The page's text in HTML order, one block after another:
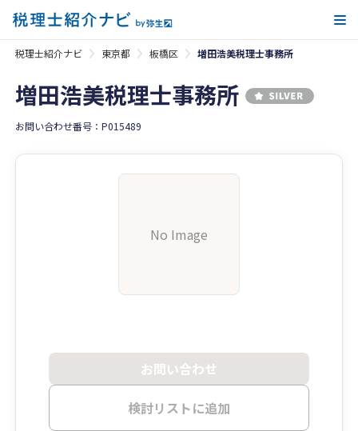
税理士紹介ナビ 東京都 板橋区 増田浩美税理士事務所
増田浩美税理士事務所
お問い合わせ番号：P015489
No Image
お問い合わせ
検討リストに追加